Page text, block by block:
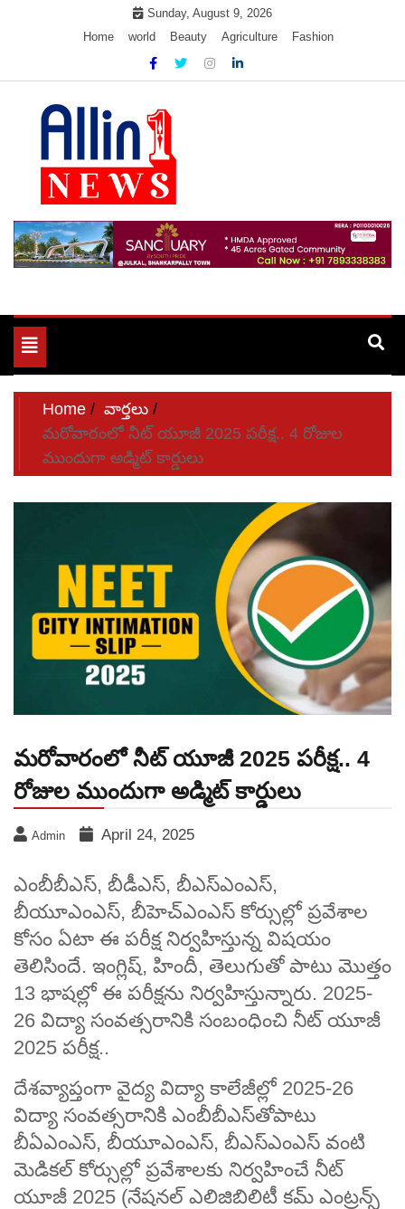
Sunday, August 9, 2026
Home
world Beauty Agriculture Fashion
Allin1news
Toggle
navigation
Home
వార్తలు
మరోవారంలో నీట్‌ యూజీ 2025 పరీక్ష.. 4 రోజుల
ముందుగా అడ్మిట్‌ కార్డులు
మరోవారంలో నీట్‌ యూజీ 2025 పరీక్ష.. 4
రోజుల ముందుగా అడ్మిట్‌ కార్డులు
Admin April 24, 2025
ఎంబీబీఎస్‌, బీడీఎస్‌, బీఎస్‌ఎంఎస్‌,
బీయూఎంఎస్‌, బీహెచ్‌ఎంఎస్‌ కోర్సుల్లో ప్రవేశాల
కోసం ఏటా ఈ పరీక్ష నిర్వహిస్తున్న విషయం
తెలిసిందే. ఇంగ్లిష్‌, హిందీ, తెలుగుతో పాటు మొత్తం
13 భాషల్లో ఈ పరీక్షను నిర్వహిస్తున్నారు. 2025-
26 విద్యా సంవత్సరానికి సంబంధించి నీట్‌ యూజీ
2025 పరీక్ష..
దేశవ్యాప్తంగా వైద్య విద్యా కాలేజీల్లో 2025-26
విద్యా సంవత్సరానికి ఎంబీబీఎస్‌తోపాటు
బీఏఎంఎస్‌, బీయూఎంఎస్‌, బీఎస్‌ఎంఎస్‌ వంటి
మెడికల్ కోర్సుల్లో ప్రవేశాలకు నిర్వహించే నీట్
యూజీ 2025 (నేషనల్‌ ఎలిజిబిలిటీ కమ్‌ ఎంట్రన్స్‌